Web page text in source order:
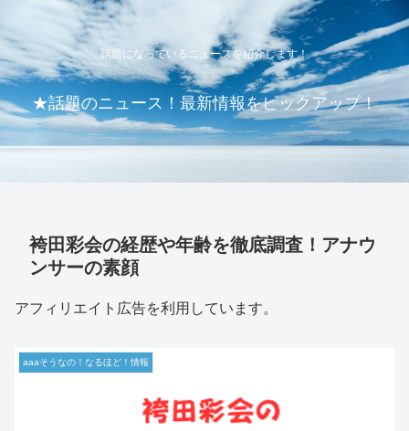
話題になっているニュースを紹介します！
★話題のニュース！最新情報をピックアップ！
袴田彩会の経歴や年齢を徹底調査！アナウ
ンサーの素顔
アフィリエイト広告を利用しています。
aaaそうなの！なるほど！情報